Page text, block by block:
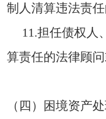
制人清算违法责
11.担任债权人
算责任的法律顾问
（四）困境资产